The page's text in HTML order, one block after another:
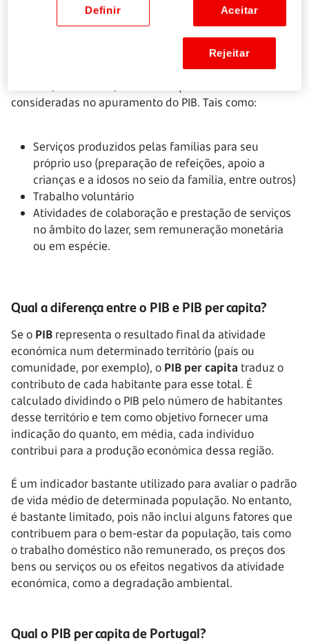
As transações não declaradas (economia informal)
são incluídas com o recurso a estimativas.
consideradas no apuramento do PIB. Tais como:
Serviços produzidos pelas famílias para seu
próprio uso (preparação de refeições, apoio a
crianças e a idosos no seio da família, entre outros)
Trabalho voluntário
Atividades de colaboração e prestação de serviços
no âmbito do lazer, sem remuneração monetária
ou em espécie.
Qual a diferença entre o PIB e PIB per capita?
Se o PIB representa o resultado final da atividade
económica num determinado território (país ou
comunidade, por exemplo), o PIB per capita traduz o
contributo de cada habitante para esse total. É
calculado dividindo o PIB pelo número de habitantes
desse território e tem como objetivo fornecer uma
indicação do quanto, em média, cada indivíduo
contribui para a produção económica dessa região.
É um indicador bastante utilizado para avaliar o padrão
de vida médio de determinada população. No entanto,
é bastante limitado, pois não inclui alguns fatores que
contribuem para o bem-estar da população, tais como
o trabalho doméstico não remunerado, os preços dos
bens ou serviços ou os efeitos negativos da atividade
económica, como a degradação ambiental.
Qual o PIB per capita de Portugal?
Aceitar
Definir
Rejeitar